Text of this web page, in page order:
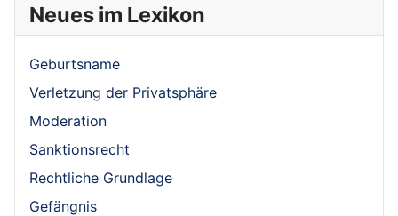
Neues im Lexikon
Geburtsname
Verletzung der Privatsphäre
Moderation
Sanktionsrecht
Rechtliche Grundlage
Gefängnis